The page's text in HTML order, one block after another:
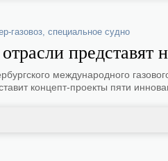
газовоз, специальное судно
международного
концепт-проекты пяти